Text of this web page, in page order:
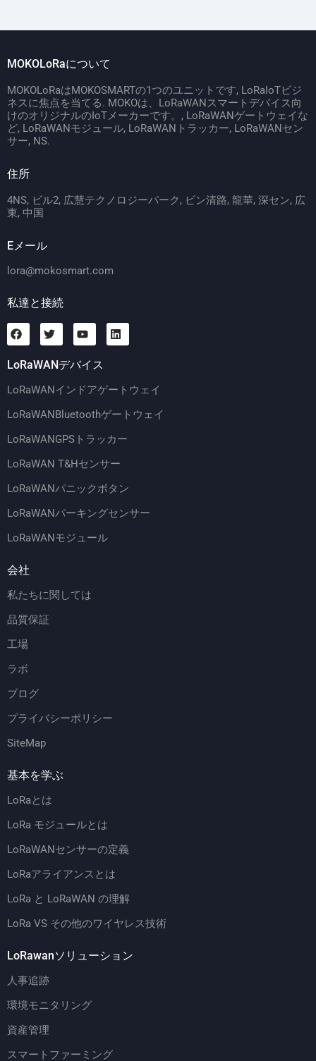
MOKOLoRaについて
MOKOLoRaはMOKOSMARTの1つのユニットです, LoRaIoTビジ
ネスに焦点を当てる. MOKOは、LoRaWANスマートデバイス向
けのオリジナルのIoTメーカーです。, LoRaWANゲートウェイな
ど, LoRaWANモジュール, LoRaWANトラッカー, LoRaWANセン
サー, NS.
住所
4NS, ビル2, 広慧テクノロジーパーク, ビン清路, 龍華, 深セン, 広
東, 中国
Eメール
lora@mokosmart.com
私達と接続
LoRaWANデバイス
LoRaWANインドアゲートウェイ
LoRaWANBluetoothゲートウェイ
LoRaWANGPSトラッカー
LoRaWAN T&Hセンサー
LoRaWANパニックボタン
LoRaWANパーキングセンサー
LoRaWANモジュール
会社
私たちに関しては
品質保証
工場
ラボ
ブログ
プライバシーポリシー
SiteMap
基本を学ぶ
LoRaとは
LoRa モジュールとは
LoRaWANセンサーの定義
LoRaアライアンスとは
LoRa と LoRaWAN の理解
LoRa VS その他のワイヤレス技術
LoRawanソリューション
人事追跡
環境モニタリング
資産管理
スマートファーミング